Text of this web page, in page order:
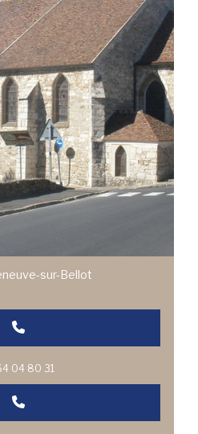
sur-Bellot
04 80 31